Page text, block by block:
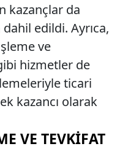
kazançlar da
edildi. Ayrıca,
ve
hizmetler de
ticari
kazancı olarak
VE TEVKIFAT